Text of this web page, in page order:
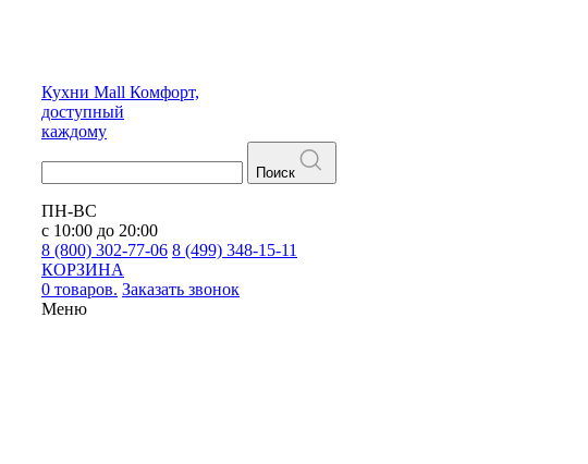
Кухни Mall Комфорт,
доступный
каждому
Поиск
ПН-ВС
с 10:00 до 20:00
8 (800) 302-77-06 8 (499) 348-15-11
КОРЗИНА
0 товаров. Заказать звонок
Меню